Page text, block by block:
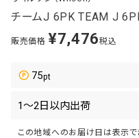
チームJ 6PK TEAM J
販売価格 ¥7,476税込
75
この地域へのお届け日は表示で